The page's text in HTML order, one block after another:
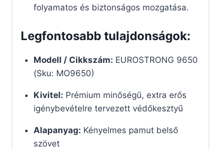
folyamatos és biztonságos mozgatása.
Legfontosabb tulajdonságok:
Modell / Cikkszám: EUROSTRONG 9650
(Sku: MO9650)
Kivitel: Prémium minőségű, extra erős
igénybevételre tervezett védőkesztyű
Alapanyag: Kényelmes pamut belső
szövet